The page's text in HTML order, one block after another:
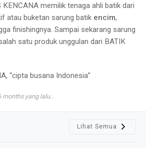
memilik tenaga ahli batik dari
atau buketan sarung batik encim,
finishingnya. Sampai sekarang sarung
satu produk unggulan dari BATIK
“cipta busana Indonesia”
yang lalu..
Lihat Semua